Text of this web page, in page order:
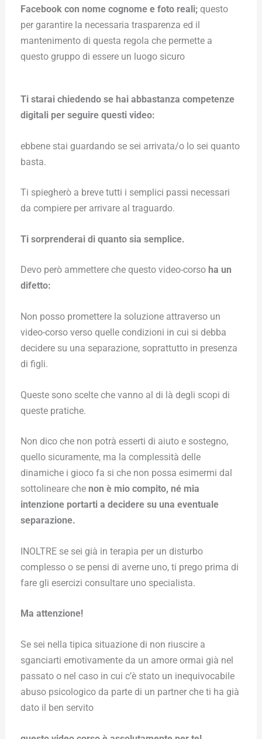
Facebook con nome cognome e foto reali;questo
per garantire la necessaria trasparenza ed il
mantenimento di questa regola che permette a
questo gruppo di essere un luogo sicuro
Ti starai chiedendo se hai abbastanza competenze
digitali per seguire questi video:
ebbene stai guardando se sei arrivata/o lo sei quanto
basta.
Ti spiegherò a breve tutti i semplici passi necessari
da compiere per arrivare al traguardo.
Ti sorprenderai di quanto sia semplice.
Devo però ammettere che questo video-corso ha un
difetto:
Non posso promettere la soluzione attraverso un
video-corso verso quelle condizioni in cui si debba
decidere su una separazione, soprattutto in presenza
di figli.
Queste sono scelte che vanno al di là degli scopi di
queste pratiche.
Non dico che non potrà esserti di aiuto e sostegno,
quello sicuramente, ma la complessità delle
dinamiche i gioco fa si che non possa esimermi dal
sottolineare che non è mio compito, né mia
intenzione portarti a decidere su una eventuale
separazione.
INOLTRE se sei già in terapia per un disturbo
complesso o se pensi di averne uno, ti prego prima di
fare gli esercizi consultare uno specialista.
Ma attenzione!
Se sei nella tipica situazione di non riuscire a
sganciarti emotivamente da un amore ormai già nel
passato o nel caso in cui c’è stato un inequivocabile
abuso psicologico da parte di un partner che ti ha già
dato il ben servito